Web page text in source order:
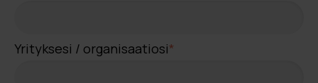
Yrityksesi / organisaatiosi*